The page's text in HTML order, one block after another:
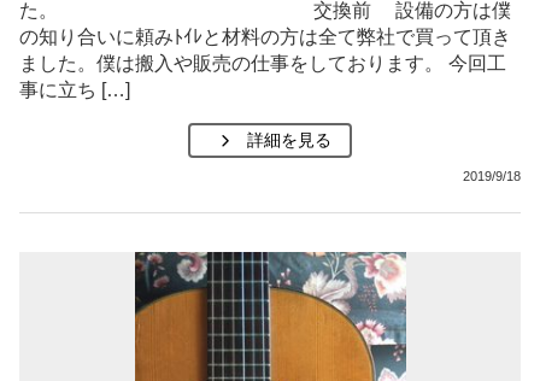
た。 交換前 設備の方は僕
の知り合いに頼みﾄｲﾚと材料の方は全て弊社で買って頂き
ました。僕は搬入や販売の仕事をしております。 今回工
事に立ち […]
詳細を見る
2019/9/18